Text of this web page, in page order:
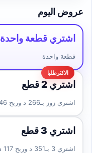
عروض اليوم
اشتري قطعة واحدة
قطعة واحدة
اشتري 2 قطع
اشتري زوز بـ266 د وربح 46 د
اشتري 3 قطع
اشتري 3 بـ351 د وربح 117 د - توصيل بلاش